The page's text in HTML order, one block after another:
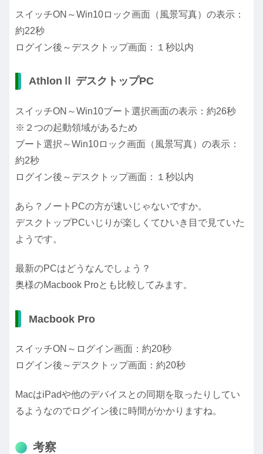
スイッチON～Win10ロック画面（風景写真）の表示：
約22秒
ログイン後～デスクトップ画面：１秒以内
AthlonⅡ デスクトップPC
スイッチON～Win10ブート選択画面の表示：約26秒
※２つの起動領域があるため
ブート選択～Win10ロック画面（風景写真）の表示：
約2秒
ログイン後～デスクトップ画面：１秒以内
あら？ノートPCの方が速いじゃないですか。
デスクトップPCいじりが楽しくてひいき目で見ていた
ようです。
最新のPCはどうなんでしょう？
奥様のMacbook Proとも比較してみます。
Macbook Pro
スイッチON～ログイン画面：約20秒
ログイン後～デスクトップ画面：約20秒
MacはiPadや他のデバイスとの同期を取ったりしてい
るようなのでログイン後に時間がかかりますね。
考察